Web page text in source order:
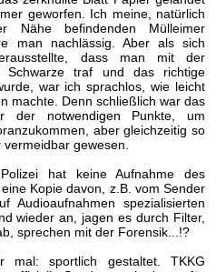
geworfen. Ich meine, natürlich
befindenden Mülleimer
man nachlässig. Aber als sich
dass man mit der
Schwarze traf und das richtige
war ich sprachlos, wie leicht
machte. Denn schließlich war das
der notwendigen Punkte, um
aber gleichzeitig so
gewesen.
hat keine Aufnahme des
Kopie davon, z.B. vom Sender
spezialisierten
wieder an, jagen es durch Filter,
sprechen mit der Forensik...!?
sportlich gestaltet. TKKG